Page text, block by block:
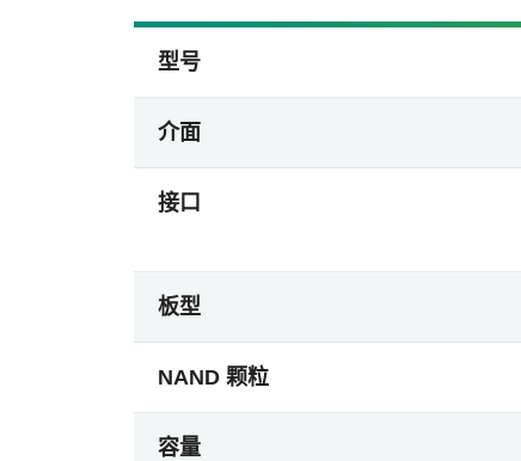
型号
介面
接口
板型
NAND 颗粒
容量